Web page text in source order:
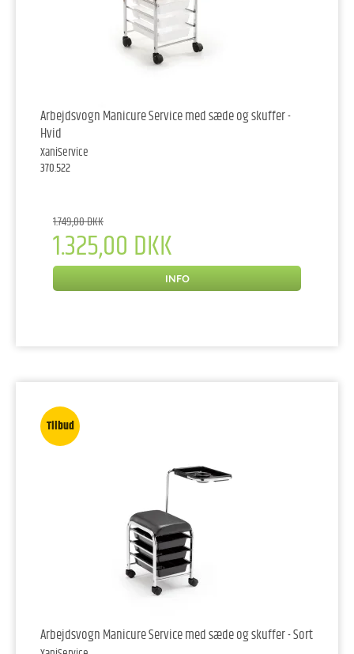
Arbejdsvogn Manicure Service med sæde og skuffer -
Hvid
XaniService
370.522
1.749,00 DKK
1.325,00 DKK
INFO
Tilbud
Arbejdsvogn Manicure Service med sæde og skuffer - Sort